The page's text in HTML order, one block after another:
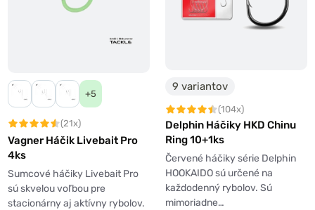
+5
(21x)
Vagner Háčik Livebait Pro
4ks
Sumcové háčiky Livebait Pro
sú skvelou voľbou pre
stacionárny aj aktívny rybolov.
9 variantov
(104x)
Delphin Háčiky HKD Chinu
Ring 10+1ks
Červené háčiky série Delphin
HOOKAIDO sú určené na
každodenný rybolov. Sú
mimoriadne…